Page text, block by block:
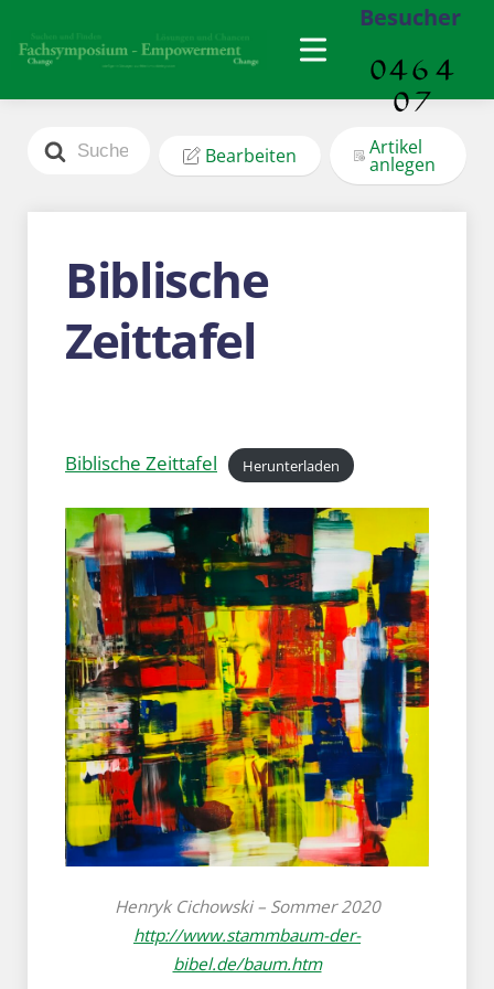
Besucher
Search
For
Bearbeiten Artikel
anlegen
Biblische
Zeittafel
Biblische Zeittafel Herunterladen
Henryk Cichowski – Sommer 2020
http://www.stammbaum-der-
bibel.de/baum.htm